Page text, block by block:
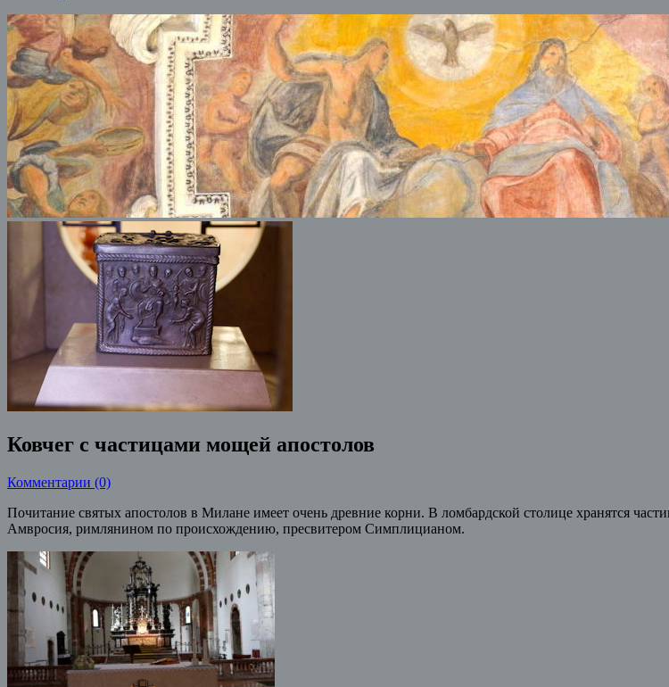
Ковчег с частицами мощей апостолов
Комментарии (0)
Почитание святых апостолов в Милане имеет очень древние корни. В ломбардской столице хранятся
Амвросия, римлянином по происхождению, пресвитером Симплицианом.